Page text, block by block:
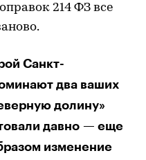
214 ФЗ все
Санкт-
два ваших
долину»
давно — еще
изменение